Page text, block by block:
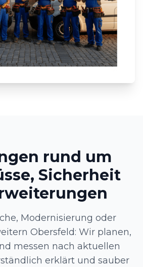
rund um
Sicherheit
Modernisierung oder
Obersfeld: Wir planen,
messen nach aktuellen
erklärt und sauber